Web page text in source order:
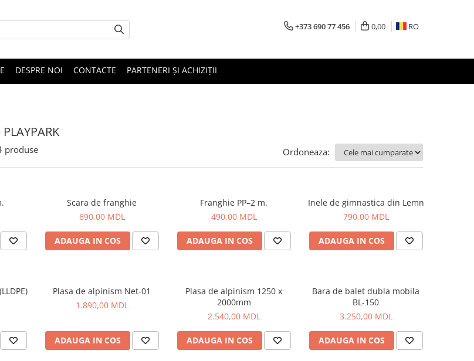
+373 690 77 456 0,00 RO
DESPRE NOI CONTACTE PARTENERI ȘI ACHIZIȚII
produse Ordoneaza:
Scara de franghie
690,00 MDL
ADAUGA IN COS
Franghie PP–2 m.
490,00 MDL
ADAUGA IN COS
Inele de gimnastica din Lemn
790,00 MDL
ADAUGA IN COS
Plasa de alpinism Net-01
1.890,00 MDL
ADAUGA IN COS
Plasa de alpinism 1250 x
2000mm
2.540,00 MDL
ADAUGA IN COS
Bara de balet dubla mobila
BL-150
3.250,00 MDL
ADAUGA IN COS